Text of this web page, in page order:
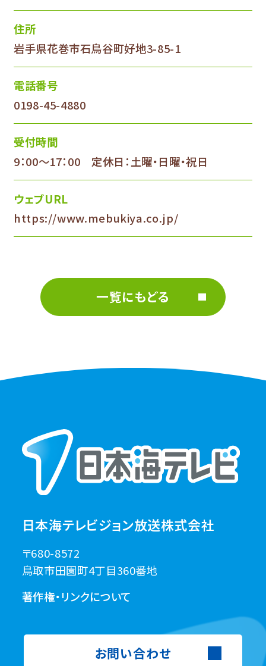
住所
岩手県花巻市石鳥谷町好地3-85-1
電話番号
0198-45-4880
受付時間
9：00～17：00 定休日：土曜・日曜・祝日
ウェブURL
https://www.mebukiya.co.jp/
一覧にもどる
日本海テレビジョン放送株式会社
〒680-8572
鳥取市田園町4丁目360番地
著作権・リンクについて
お問い合わせ